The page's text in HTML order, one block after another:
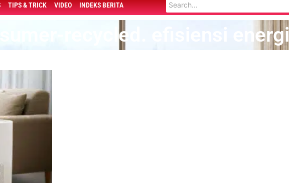
TIPS & TRICK VIDEO INDEKS BERITA
recycled. efisiensi energi